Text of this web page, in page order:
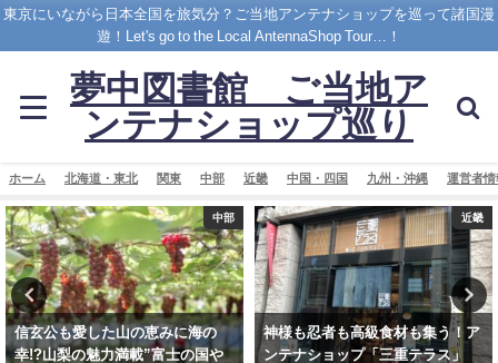
東京にいながら日本全国を旅気分？ご当地アンテナショップを巡って諸国漫
遊！Let's go to the Local AntennaShop Tour…！
夢中図書館 ご当地ア
ンテナショップ巡り
ホーム 北海道・東北 関東 中部 近畿 中国・四国 九州・沖縄 運営者情
近畿
神様も忍者も高級食材も集う！ア
ンテナショップ「三重テラス」
中部
横浜中華街から伊豆の魅力を発
信！伊豆半島アンテナショッ